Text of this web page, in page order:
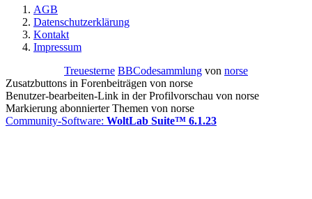
AGB
Datenschutzerklärung
Kontakt
Impressum
Treuesterne BBCodesammlung von norse
Zusatzbuttons in Forenbeiträgen von norse
Benutzer-bearbeiten-Link in der Profilvorschau von norse
Markierung abonnierter Themen von norse
Community-Software: WoltLab Suite™ 6.1.23